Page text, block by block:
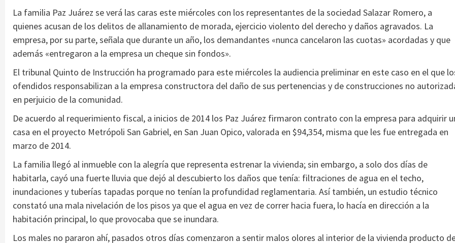
La familia Paz Juárez se verá las caras este miércoles con los representantes de la sociedad Salazar Romero, a
quienes acusan de los delitos de allanamiento de morada, ejercicio violento del derecho y daños agravados. La
empresa, por su parte, señala que durante un año, los demandantes «nunca cancelaron las cuotas» acordadas y que
además «entregaron a la empresa un cheque sin fondos».
El tribunal Quinto de Instrucción ha programado para este miércoles la audiencia preliminar en este caso en el que
ofendidos responsabilizan a la empresa constructora del daño de sus pertenencias y de construcciones no
en perjuicio de la comunidad.
De acuerdo al requerimiento fiscal, a inicios de 2014 los Paz Juárez firmaron contrato con la empresa para adquirir
casa en el proyecto Metrópoli San Gabriel, en San Juan Opico, valorada en $94,354, misma que les fue entregada en
marzo de 2014.
La familia llegó al inmueble con la alegría que representa estrenar la vivienda; sin embargo, a solo dos días de
habitarla, cayó una fuerte lluvia que dejó al descubierto los daños que tenía: filtraciones de agua en el techo,
inundaciones y tuberías tapadas porque no tenían la profundidad reglamentaria. Así también, un estudio técnico
constató una mala nivelación de los pisos ya que el agua en vez de correr hacia fuera, lo hacía en dirección a la
habitación principal, lo que provocaba que se inundara.
Los males no pararon ahí, pasados otros días comenzaron a sentir malos olores al interior de la vivienda producto